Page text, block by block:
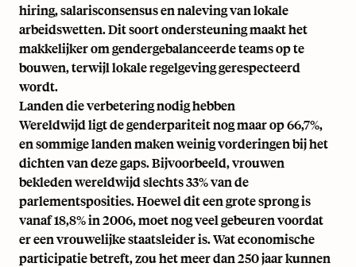
hiring, salarisconsensus en naleving van lokale
arbeidswetten. Dit soort ondersteuning maakt het
makkelijker om gendergebalanceerde teams op te
bouwen, terwijl lokale regelgeving gerespecteerd
wordt.
Landen die verbetering nodig hebben
Wereldwijd ligt de genderpariteit nog maar op 66,7%,
en sommige landen maken weinig vorderingen bij het
dichten van deze gaps. Bijvoorbeeld, vrouwen
bekleden wereldwijd slechts 33% van de
parlementsposities. Hoewel dit een grote sprong is
vanaf 18,8% in 2006, moet nog veel gebeuren voordat
er een vrouwelijke staatsleider is. Wat economische
participatie betreft, zou het meer dan 250 jaar kunnen